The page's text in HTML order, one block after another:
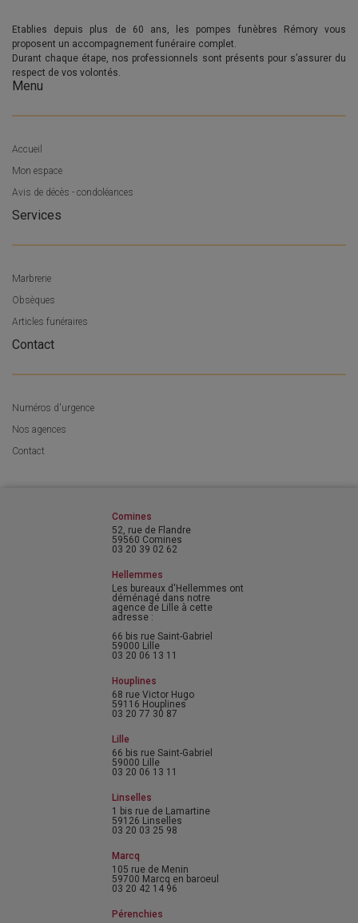
Etablies depuis plus de 60 ans, les pompes funèbres Rémory vous
proposent un accompagnement funéraire complet.
Durant chaque étape, nos professionnels sont présents pour s’assurer du
respect de vos volontés.
Menu
Accueil
Mon espace
Avis de décès - condoléances
Services
Marbrerie
Obsèques
Articles funéraires
Contact
Numéros d'urgence
Nos agences
Contact
Comines
52, rue de Flandre
59560 Comines
03 20 39 02 62
Hellemmes
Les bureaux d'Hellemmes ont
déménagé dans notre
agence de Lille à cette
adresse :
66 bis rue Saint-Gabriel
59000 Lille
03 20 06 13 11
Houplines
68 rue Victor Hugo
59116 Houplines
03 20 77 30 87
Lille
66 bis rue Saint-Gabriel
59000 Lille
03 20 06 13 11
Linselles
1 bis rue de Lamartine
59126 Linselles
03 20 03 25 98
Marcq
105 rue de Menin
59700 Marcq en baroeul
03 20 42 14 96
Pérenchies